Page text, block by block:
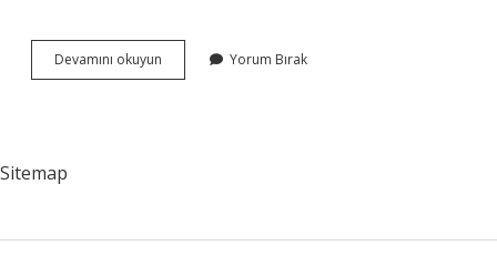
Devamını okuyun
Sağlık
Yorum Bırak
Sitemap